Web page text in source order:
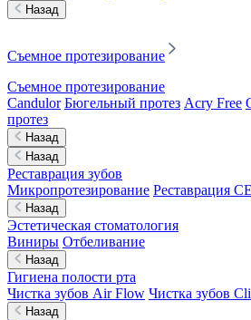
Назад
Съемное протезирование
Съемное протезирование
Candulor Бюгельный протез Acry Free
протез
Назад
Назад
Реставрация зубов
Микропротезирование Реставрация
Назад
Эстетическая стоматология
Виниры Отбеливание
Назад
Гигиена полости рта
Чистка зубов Air Flow Чистка зубов
Назад